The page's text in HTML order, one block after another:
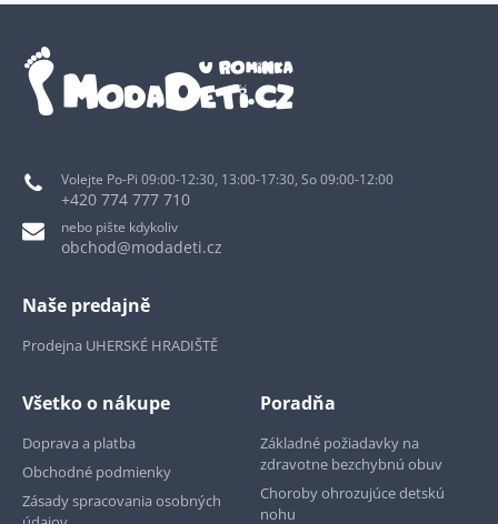
Volejte Po-Pi 09:00-12:30, 13:00-17:30, So 09:00-12:00
+420 774 777 710
nebo pište kdykoliv
obchod@modadeti.cz
Naše predajně
Prodejna UHERSKÉ HRADIŠTĚ
Všetko o nákupe
Doprava a platba
Obchodné podmienky
Zásady spracovania osobných
Poradňa
Základné požiadavky na
zdravotne bezchybnú obuv
Choroby ohrozujúce detskú
nohu